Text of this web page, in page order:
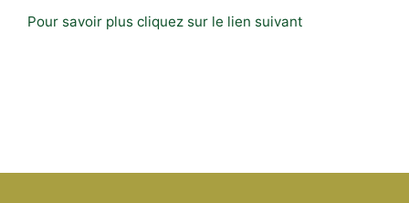
Pour savoir plus cliquez sur le lien suivant